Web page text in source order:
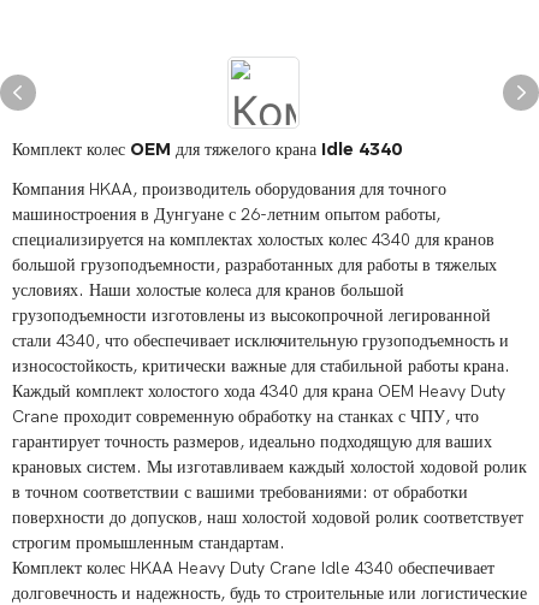
Комплект колес OEM для тяжелого крана Idle 4340
Компания HKAA, производитель оборудования для точного
машиностроения в Дунгуане с 26-летним опытом работы,
специализируется на комплектах холостых колес 4340 для кранов
большой грузоподъемности, разработанных для работы в тяжелых
условиях. Наши холостые колеса для кранов большой
грузоподъемности изготовлены из высокопрочной легированной
стали 4340, что обеспечивает исключительную грузоподъемность и
износостойкость, критически важные для стабильной работы крана.
Каждый комплект холостого хода 4340 для крана OEM Heavy Duty
Crane проходит современную обработку на станках с ЧПУ, что
гарантирует точность размеров, идеально подходящую для ваших
крановых систем. Мы изготавливаем каждый холостой ходовой ролик
в точном соответствии с вашими требованиями: от обработки
поверхности до допусков, наш холостой ходовой ролик соответствует
строгим промышленным стандартам.
Комплект колес HKAA Heavy Duty Crane Idle 4340 обеспечивает
долговечность и надежность, будь то строительные или логистические